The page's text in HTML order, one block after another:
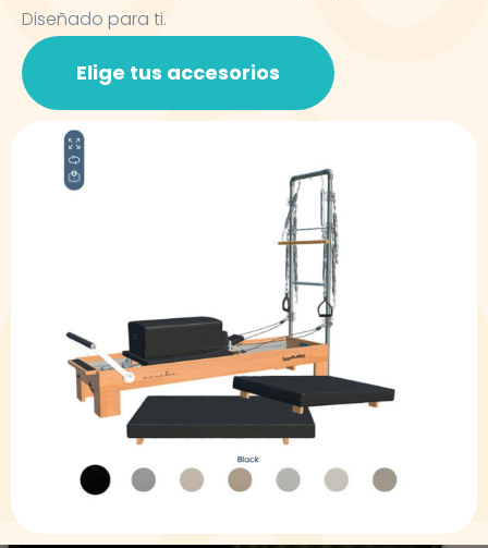
Diseñado para ti.
Elige tus accesorios